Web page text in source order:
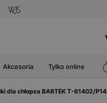
Akcesoria Tylko online
dla chłopca BARTEK T-61402/P14